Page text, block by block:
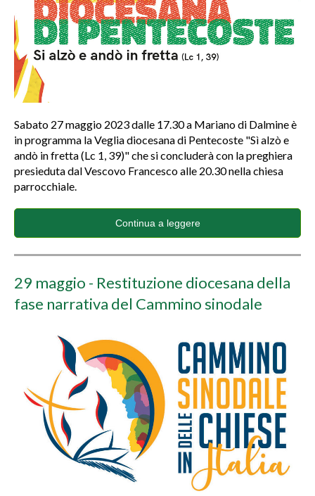
Sabato 27 maggio 2023 dalle 17.30 a Mariano di Dalmine è
in programma la Veglia diocesana di Pentecoste "Sì alzò e
andò in fretta (Lc 1, 39)" che si concluderà con la preghiera
presieduta dal Vescovo Francesco alle 20.30 nella chiesa
parrocchiale.
Continua a leggere
29 maggio - Restituzione diocesana della
fase narrativa del Cammino sinodale